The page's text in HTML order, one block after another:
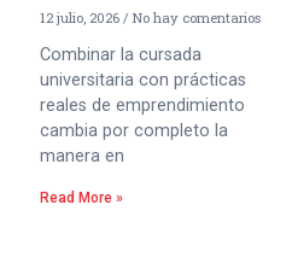
12 julio, 2026 No hay comentarios
Combinar la cursada
universitaria con prácticas
reales de emprendimiento
cambia por completo la
manera en
Read More »